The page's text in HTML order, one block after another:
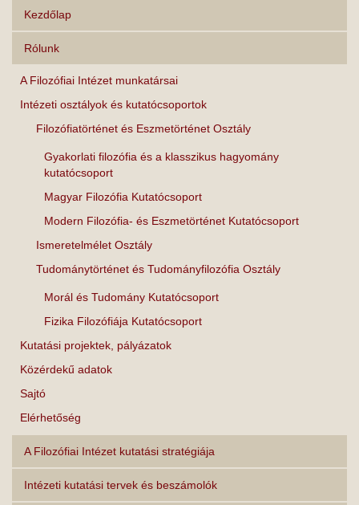
Kezdőlap
Rólunk
A Filozófiai Intézet munkatársai
Intézeti osztályok és kutatócsoportok
Filozófiatörténet és Eszmetörténet Osztály
Gyakorlati filozófia és a klasszikus hagyomány
kutatócsoport
Magyar Filozófia Kutatócsoport
Modern Filozófia- és Eszmetörténet Kutatócsoport
Ismeretelmélet Osztály
Tudománytörténet és Tudományfilozófia Osztály
Morál és Tudomány Kutatócsoport
Fizika Filozófiája Kutatócsoport
Kutatási projektek, pályázatok
Közérdekű adatok
Sajtó
Elérhetőség
A Filozófiai Intézet kutatási stratégiája
Intézeti kutatási tervek és beszámolók